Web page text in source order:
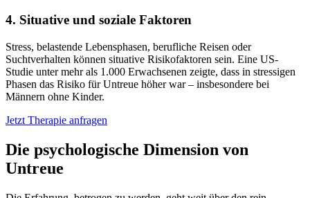
4. Situative und soziale Faktoren
Stress, belastende Lebensphasen, berufliche Reisen oder
Suchtverhalten können situative Risikofaktoren sein. Eine US-
Studie unter mehr als 1.000 Erwachsenen zeigte, dass in stressigen
Phasen das Risiko für Untreue höher war – insbesondere bei
Männern ohne Kinder.
Jetzt Therapie anfragen
Die psychologische Dimension von
Untreue